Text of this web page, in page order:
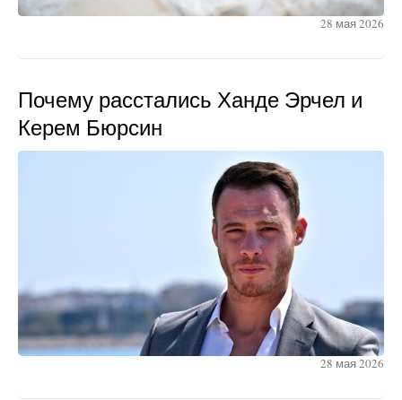
28 мая 2026
Почему расстались Ханде Эрчел и
Керем Бюрсин
28 мая 2026